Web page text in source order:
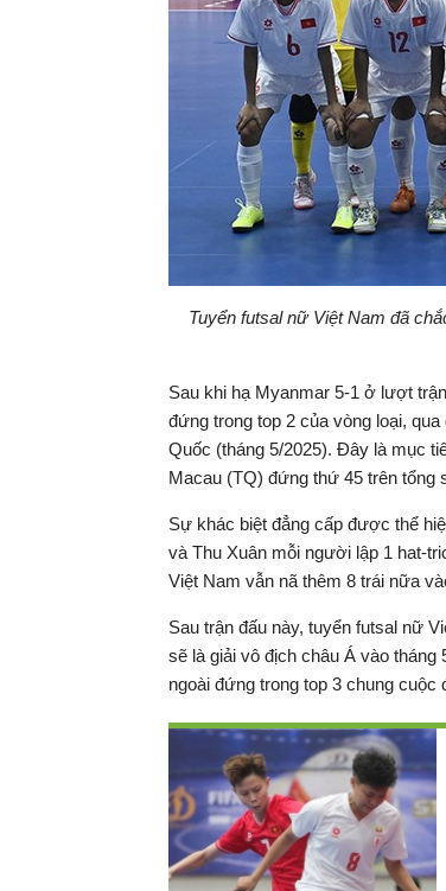
Tuyển futsal nữ Việt Nam đã
Sau khi hạ Myanmar 5-1 ở lượt
đứng trong top 2 của vòng loại,
Quốc (tháng 5/2025). Đây là mục
Macau (TQ) đứng thứ 45 trên tổng
Sự khác biệt đẳng cấp được thể
và Thu Xuân mỗi người lập 1 hat-
Việt Nam vẫn nã thêm 8 trái nữa
Sau trận đấu này, tuyển futsal nữ
sẽ là giải vô địch châu Á vào tháng
ngoài đứng trong top 3 chung